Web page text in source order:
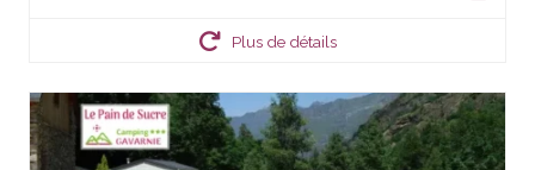
Plus de détails